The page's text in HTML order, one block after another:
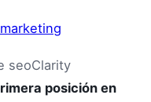
seoClarity
posición en